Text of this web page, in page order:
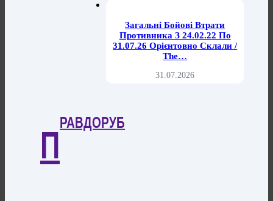
Загальні Бойові Втрати
Противника З 24.02.22 По
31.07.26 Орієнтовно Склали /
The…
31.07.2026
П
РАВДОРУБ